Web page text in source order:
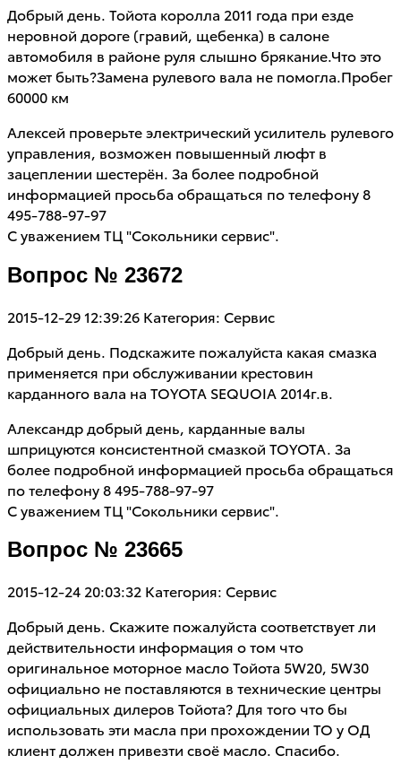
Добрый день. Тойота королла 2011 года при езде
неровной дороге (гравий, щебенка) в салоне
автомобиля в районе руля слышно брякание.Что это
может быть?Замена рулевого вала не помогла.Пробег
60000 км
Алексей проверьте электрический усилитель рулевого
управления, возможен повышенный люфт в
зацеплении шестерён. За более подробной
информацией просьба обращаться по телефону 8
495-788-97-97
С уважением ТЦ "Сокольники сервис".
Вопрос № 23672
2015-12-29 12:39:26 Категория: Сервис
Добрый день. Подскажите пожалуйста какая смазка
применяется при обслуживании крестовин
карданного вала на TOYOTA SEQUOIA 2014г.в.
Александр добрый день, карданные валы
шприцуются консистентной смазкой TOYOTA. За
более подробной информацией просьба обращаться
по телефону 8 495-788-97-97
С уважением ТЦ "Сокольники сервис".
Вопрос № 23665
2015-12-24 20:03:32 Категория: Сервис
Добрый день. Скажите пожалуйста соответствует ли
действительности информация о том что
оригинальное моторное масло Тойота 5W20, 5W30
официально не поставляются в технические центры
официальных дилеров Тойота? Для того что бы
использовать эти масла при прохождении ТО у ОД
клиент должен привезти своё масло. Спасибо.